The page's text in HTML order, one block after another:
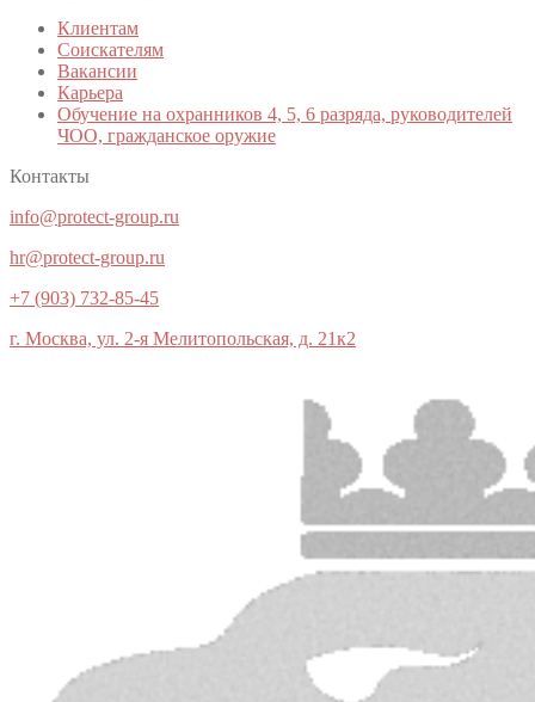
Клиентам
Соискателям
Вакансии
Карьера
Обучение на охранников 4, 5, 6 разряда, руководителей
ЧОО, гражданское оружие
Контакты
info@protect-group.ru
hr@protect-group.ru
+7 (903) 732-85-45
г. Москва, ул. 2-я Мелитопольская, д. 21к2